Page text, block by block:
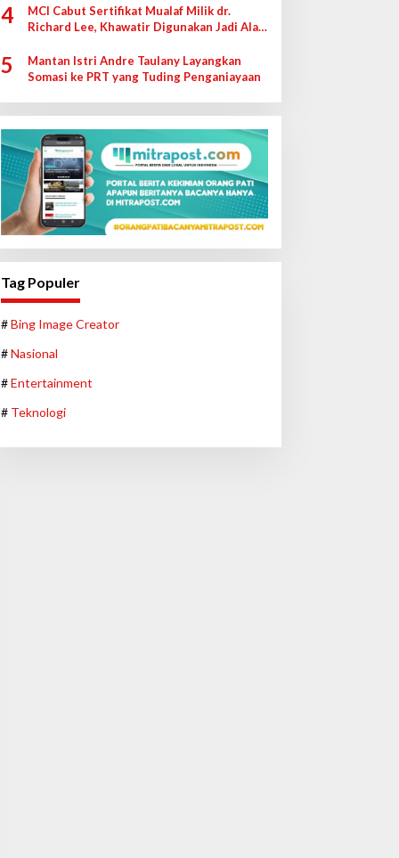
4
MCI Cabut Sertifikat Mualaf Milik dr.
Richard Lee, Khawatir Digunakan Jadi Alat
5
Mantan Istri Andre Taulany Layangkan
Somasi ke PRT yang Tuding Penganiayaan
Tag Populer
#Bing Image Creator
#Nasional
#Entertainment
# Teknologi